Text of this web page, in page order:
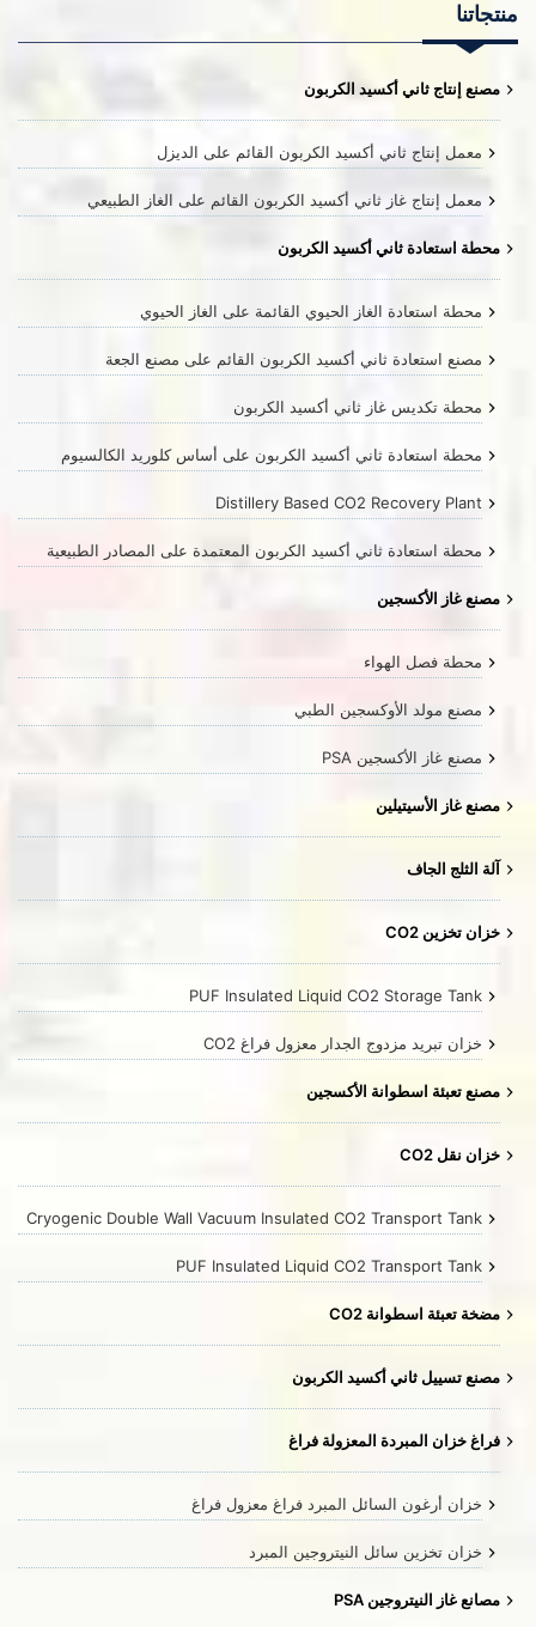
منتجاتنا
مصنع إنتاج ثاني أكسيد الكربون
معمل إنتاج ثاني أكسيد الكربون القائم على الديزل
معمل إنتاج غاز ثاني أكسيد الكربون القائم على الغاز الطبيعي
محطة استعادة ثاني أكسيد الكربون
محطة استعادة الغاز الحيوي القائمة على الغاز الحيوي
مصنع استعادة ثاني أكسيد الكربون القائم على مصنع الجعة
محطة تكديس غاز ثاني أكسيد الكربون
محطة استعادة ثاني أكسيد الكربون على أساس كلوريد الكالسيوم
Distillery Based CO2 Recovery Plant
محطة استعادة ثاني أكسيد الكربون المعتمدة على المصادر الطبيعية
مصنع غاز الأكسجين
محطة فصل الهواء
مصنع مولد الأوكسجين الطبي
مصنع غاز الأكسجين PSA
مصنع غاز الأسيتيلين
آلة الثلج الجاف
خزان تخزين CO2
PUF Insulated Liquid CO2 Storage Tank
خزان تبريد مزدوج الجدار معزول فراغ CO2
مصنع تعبئة اسطوانة الأكسجين
خزان نقل CO2
Cryogenic Double Wall Vacuum Insulated CO2 Transport Tank
PUF Insulated Liquid CO2 Transport Tank
مضخة تعبئة اسطوانة CO2
مصنع تسييل ثاني أكسيد الكربون
فراغ خزان المبردة المعزولة فراغ
خزان أرغون السائل المبرد فراغ معزول فراغ
خزان تخزين سائل النيتروجين المبرد
مصانع غاز النيتروجين PSA